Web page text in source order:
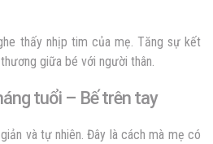
thấy nhịp tim của mẹ. Tăng sự kết
giữa bé với người thân.
tuổi – Bế trên tay
và tự nhiên. Đây là cách mà mẹ có